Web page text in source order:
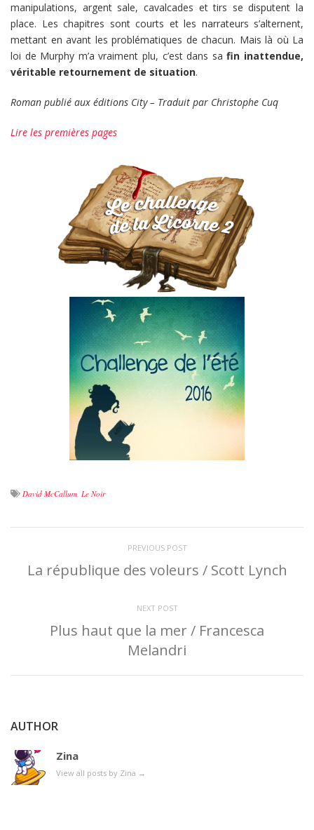
manipulations, argent sale, cavalcades et tirs se disputent la
place. Les chapitres sont courts et les narrateurs s’alternent,
mettant en avant les problématiques de chacun. Mais là où La
loi de Murphy m’a vraiment plu, c’est dans safin inattendue,
véritable retournement de situation.
Roman publié aux éditions City – Traduit par Christophe Cuq
Lire les premières pages
David McCallum, Le Noir
PREVIOUS POST
La république des voleurs / Scott Lynch
NEXT POST
Plus haut que la mer / Francesca
Melandri
AUTHOR
Zina
View all posts by Zina →